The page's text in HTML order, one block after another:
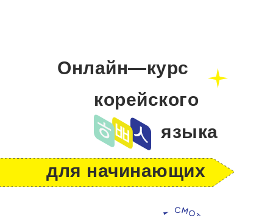
Онлайн—курс
корейского
языка
для начинающих